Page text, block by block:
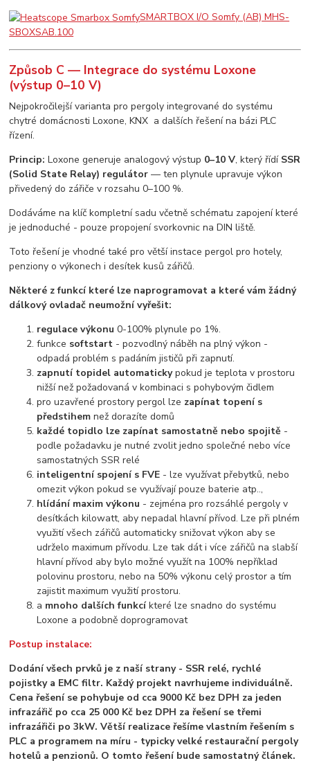
SMARTBOX I/O Somfy (AB) MHS-
SBOXSAB.100
Způsob C — Integrace do systému Loxone
(výstup 0–10 V)
Nejpokročilejší varianta pro pergoly integrované do systému
chytré domácnosti Loxone, KNX a dalších řešení na bázi PLC
řízení.
Princip: Loxone generuje analogový výstup 0–10 V, který řídí SSR
(Solid State Relay) regulátor — ten plynule upravuje výkon
přivedený do zářiče v rozsahu 0–100 %.
Dodáváme na klíč kompletní sadu včetně schématu zapojení které
je jednoduché - pouze propojení svorkovnic na DIN liště.
Toto řešení je vhodné také pro větší instace pergol pro hotely,
penziony o výkonech i desítek kusů zářičů.
Některé z funkcí které lze naprogramovat a které vám žádný
dálkový ovladač neumožní vyřešit:
regulace výkonu 0-100% plynule po 1%.
funkce softstart - pozvodlný náběh na plný výkon -
odpadá problém s padáním jističů při zapnutí.
zapnutí topidel automatickypokud je teplota v prostoru
nižší než požadovaná v kombinaci s pohybovým čidlem
pro uzavřené prostory pergol lze zapínat topení s
předstihem než dorazíte domů
každé topidlo lze zapínat samostatně nebo spojitě -
podle požadavku je nutné zvolit jedno společné nebo více
samostatných SSR relé
inteligentní spojení s FVE - lze využívat přebytků, nebo
omezit výkon pokud se využívají pouze baterie atp..,
hlídání maxim výkonu - zejména pro rozsáhlé pergoly v
desítkách kilowatt, aby nepadal hlavní přívod. Lze při plném
využití všech zářičů automaticky snižovat výkon aby se
udrželo maximum přívodu. Lze tak dát i více zářičů na slabší
hlavní přívod aby bylo možné využít na 100% nepříklad
polovinu prostoru, nebo na 50% výkonu celý prostor a tím
zajistit maximum využití prostoru.
a mnoho dalších funkcíkteré lze snadno do systému
Loxone a podobně doprogramovat
Postup instalace:
Dodání všech prvků je z naší strany - SSR relé, rychlé
pojistky a EMC filtr. Každý projekt navrhujeme individuálně.
Cena řešení se pohybuje od cca 9000 Kč bez DPH za jeden
infrazářič po cca 25 000 Kč bez DPH za řešení se třemi
infrazářiči po 3kW. Větší realizace řešíme vlastním řešením s
PLC a programem na míru - typicky velké restaurační pergoly
hotelů a penzionů. O tomto řešení bude samostatný článek.